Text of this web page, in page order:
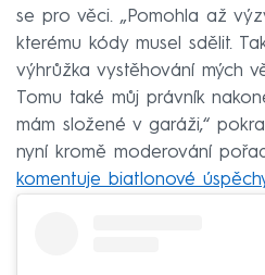
se pro věci. „Pomohla až
kterému kódy musel sdělit.
výhrůžka vystěhování mých
Tomu také můj právník
mám složené v garáži,“
nyní kromě moderování
komentuje biatlonové